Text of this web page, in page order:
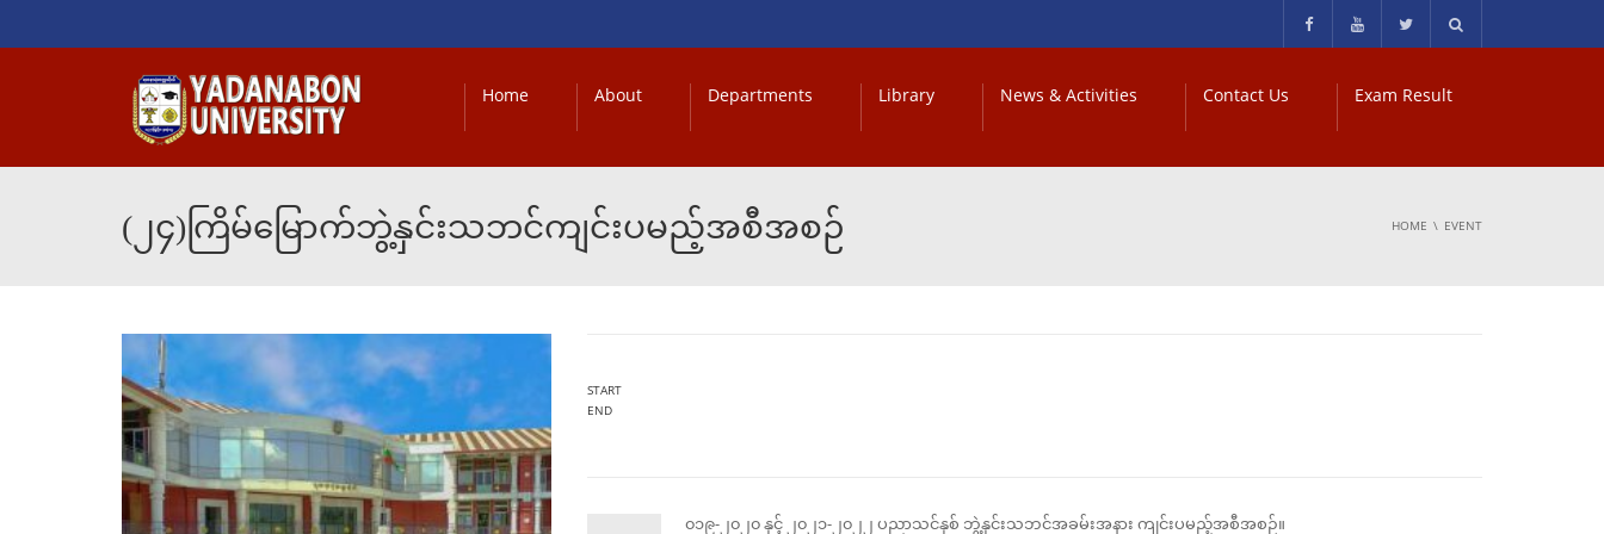
Home About Departments Library News & Activities Contact Us Exam Result
(၂၄)ကြိမ်မြောက်ဘွဲ့နှင်းသဘင်ကျင်းပမည့်အစီအစဉ် HOME EVENT
START
END
၀၁၉-၂၀၂၀ နှင့် ၂၀၂၁-၂၀၂၂ ပညာသင်နှစ် ဘွဲ့နှင်းသဘင်အခမ်းအနား ကျင်းပမည့်အစီအစဉ်။